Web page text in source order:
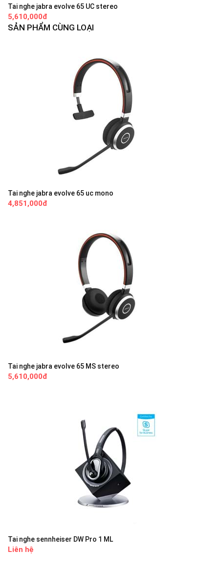
Tai nghe jabra evolve 65 UC stereo
5,610,000đ
SẢN PHẨM CÙNG LOẠI
Tai nghe jabra evolve 65 uc mono
4,851,000đ
Tai nghe jabra evolve 65 MS stereo
5,610,000đ
Tai nghe sennheiser DW Pro 1 ML
Liên hệ